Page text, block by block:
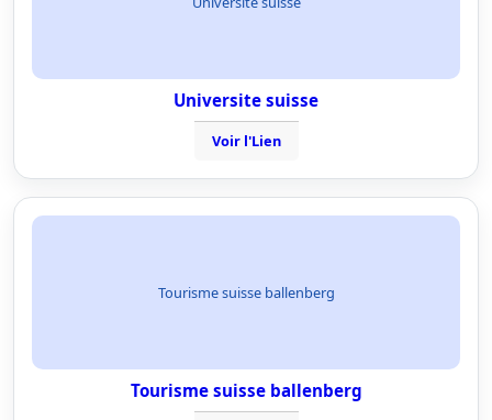
Universite suisse
Voir l'Lien
Tourisme suisse ballenberg
Tourisme suisse ballenberg